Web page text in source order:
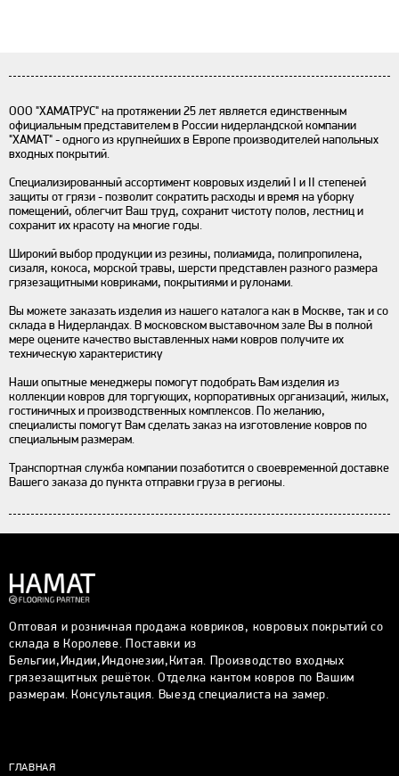
ООО "ХАМАТРУС" на протяжении 25 лет является единственным
официальным представителем в России нидерландской компании
"ХАМАТ" - одного из крупнейших в Европе производителей напольных
входных покрытий.
Специализированный ассортимент ковровых изделий I и II степеней
защиты от грязи - позволит сократить расходы и время на уборку
помещений, облегчит Ваш труд, сохранит чистоту полов, лестниц и
сохранит их красоту на многие годы.
Широкий выбор продукции из резины, полиамида, полипропилена,
сизаля, кокоса, морской травы, шерсти представлен разного размера
грязезащитными ковриками, покрытиями и рулонами.
Вы можете заказать изделия из нашего каталога как в Москве, так и со
склада в Нидерландах. В московском выставочном зале Вы в полной
мере оцените качество выставленных нами ковров получите их
техническую характеристику
Наши опытные менеджеры помогут подобрать Вам изделия из
коллекции ковров для торгующих, корпоративных организаций, жилых,
гостиничных и производственных комплексов. По желанию,
специалисты помогут Вам сделать заказ на изготовление ковров по
специальным размерам.
Транспортная служба компании позаботится о своевременной доставке
Вашего заказа до пункта отправки груза в регионы.
Оптовая и розничная продажа ковриков, ковровых покрытий со
склада в Королеве. Поставки из
Бельгии,Индии,Индонезии,Китая. Производство входных
грязезащитных решёток. Отделка кантом ковров по Вашим
размерам. Консультация. Выезд специалиста на замер.
ГЛАВНАЯ